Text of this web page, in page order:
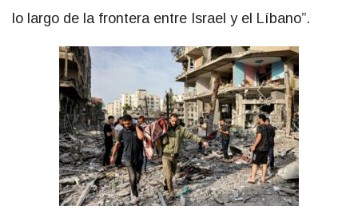
lo largo de la frontera entre Israel y el Líbano”.